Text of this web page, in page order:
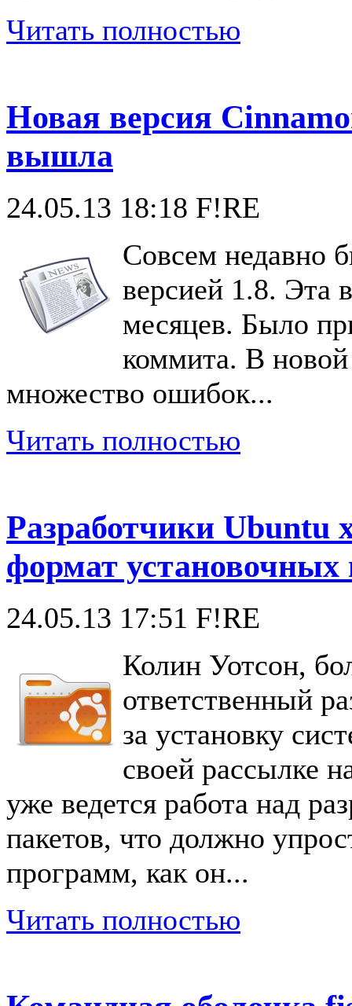
Читать полностью
Новая версия
вышла
24.05.13 18:18 F!RE
Совсем недавно
версией 1.8. Эта
месяцев. Было
коммита. В новой
множество ошибок...
Читать полностью
Разработчики Ubuntu
формат установочных
24.05.13 17:51 F!RE
Колин Уотсон,
ответственный
за установку
своей рассылке
уже ведется работа над
пакетов, что должно
программ, как он...
Читать полностью